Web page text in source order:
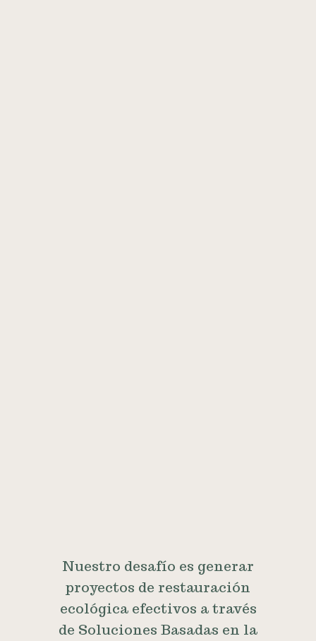
Nuestro desafío es generar
proyectos de restauración
ecológica efectivos a través
de Soluciones Basadas en la